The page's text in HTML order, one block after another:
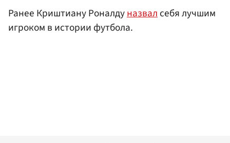
Ранее Криштиану Роналдуназвалсебя лучшим
игроком в истории футбола.